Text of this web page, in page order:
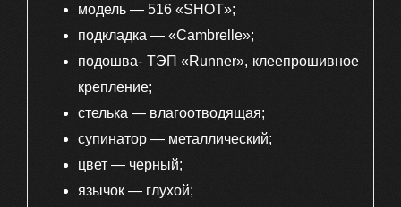
модель — 516 «SHOT»;
подкладка — «Cambrelle»;
подошва- ТЭП «Runner», клеепрошивное
крепление;
стелька — влагоотводящая;
супинатор — металлический;
цвет — черный;
язычок — глухой;